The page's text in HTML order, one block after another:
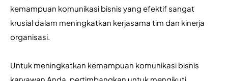
kemampuan komunikasi bisnis yang efektif sangat
krusial dalam meningkatkan kerjasama tim dan kinerja
organisasi.
Untuk meningkatkan kemampuan komunikasi bisnis